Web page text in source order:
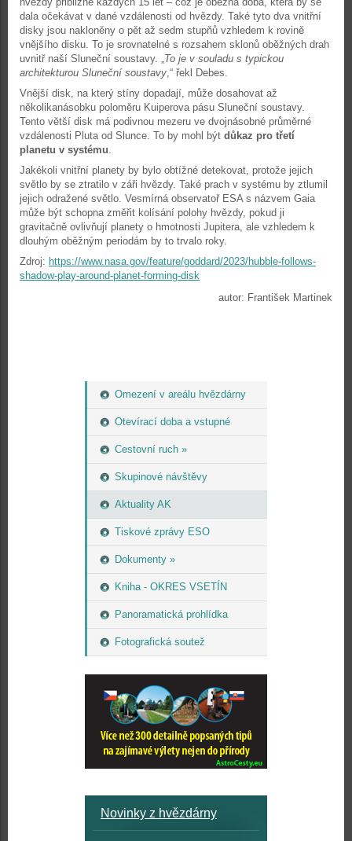
Omezení v areálu hvězdárny
Otevírací doba a vstupné
Cestovní ruch »
Skupinové návštěvy
Aktuality AK
Tiskové zprávy ESO
Dokumenty »
Kniha - OKRES VSETÍN
Panoramatická prohlídka
Fotografická soutež
Novinky z hvězdárny
dala očekávat v dané vzdálenosti od hvězdy. Také tyto dva vnitřní
disky jsou nakloněny o pět až sedm stupňů vzhledem k rovině
vnějšího disku. To je srovnatelné s rozsahem sklonů oběžných drah
uvnitř naší Sluneční soustavy. „To je v souladu s typickou
architekturou Sluneční soustavy,“ řekl Debes.
Vnější disk, na který stíny dopadají, může dosahovat až
několikanásobku poloměru Kuiperova pásu Sluneční soustavy.
Tento větší disk má podivnou mezeru ve dvojnásobné průměrné
vzdálenosti Pluta od Slunce. To by mohl být důkaz pro třetí
planetu v systému.
Jakékoli vnitřní planety by bylo obtížné detekovat, protože jejich
světlo by se ztratilo v záři hvězdy. Také prach v systému by ztlumil
jejich odražené světlo. Vesmírná observatoř ESA s názvem Gaia
může být schopna změřit kolísání polohy hvězdy, pokud ji
gravitačně ovlivňují planety o hmotnosti Jupitera, ale vzhledem k
dlouhým oběžným periodám by to trvalo roky.
Zdroj: https://www.nasa.gov/feature/goddard/2023/hubble-follows-
shadow-play-around-planet-forming-disk
autor: František Martinek